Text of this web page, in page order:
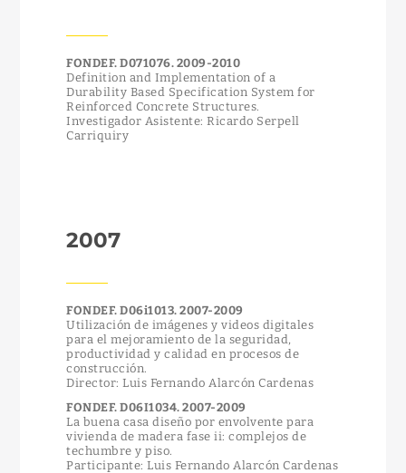
FONDEF. D071076. 2009-2010
Definition and Implementation of a
Durability Based Specification System for
Reinforced Concrete Structures.
Investigador Asistente: Ricardo Serpell
Carriquiry
2007
FONDEF. D06i1013. 2007-2009
Utilización de imágenes y videos digitales
para el mejoramiento de la seguridad,
productividad y calidad en procesos de
construcción.
Director: Luis Fernando Alarcón Cardenas
FONDEF. D06I1034. 2007-2009
La buena casa diseño por envolvente para
vivienda de madera fase ii: complejos de
techumbre y piso.
Participante: Luis Fernando Alarcón Cardenas